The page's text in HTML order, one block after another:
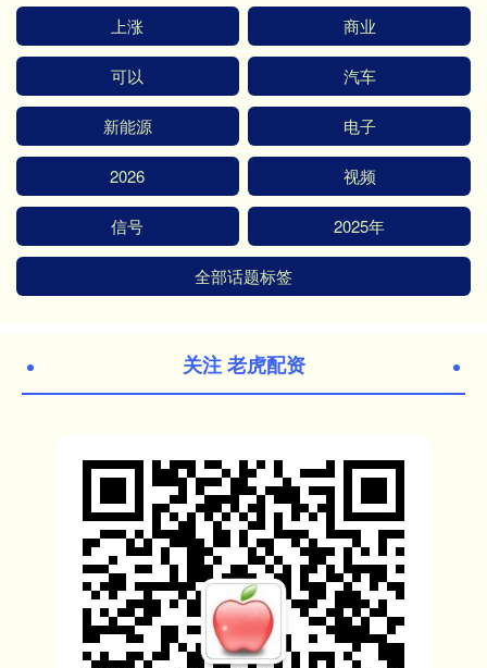
上涨 商业
可以 汽车
新能源 电子
2026 视频
信号 2025年
全部话题标签
关注 老虎配资